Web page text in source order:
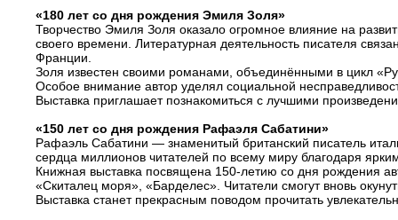
«180 лет со дня рождения Эмиля Золя»
Творчество Эмиля Золя оказало огромное влияние на
своего времени. Литературная деятельность писателя
Франции.
Золя известен своими романами, объединёнными в цикл
Особое внимание автор уделял социальной
Выставка приглашает познакомиться с лучшими
«150 лет со дня рождения Рафаэля Сабатини»
Рафаэль Сабатини — знаменитый британский писатель
сердца миллионов читателей по всему миру благодаря
Книжная выставка посвящена 150-летию со дня рождения
«Скиталец моря», «Барделес». Читатели смогут вновь
Выставка станет прекрасным поводом прочитать